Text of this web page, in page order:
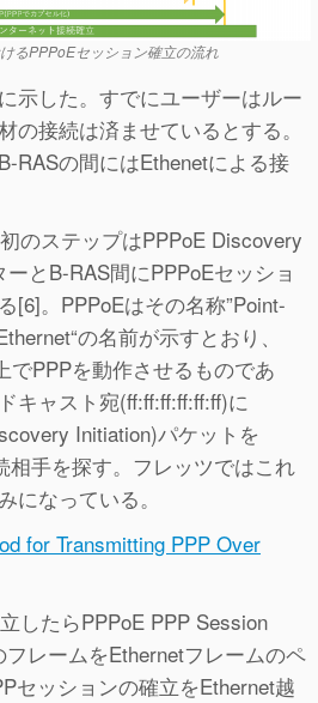
るPPPoEセッション確立の流れ
示した。すでにユーザーはルー
の接続は済ませているとする。
RASの間にはEthenetによる接
のステップはPPPoE Discovery
とB-RAS間にPPPoEセッショ
[6]。PPPoEはその名称”Point-
“の名前が示すとおり、
でPPPを動作させるものであ
キャスト宛(ff:ff:ff:ff:ff:ff)に
Initiation)パケットを
相手を探す。フレッツではこれ
になっている。
for Transmitting PPP Over
したらPPPoE PPP Session
レームをEthernetフレームのペ
セッションの確立をEthernet越